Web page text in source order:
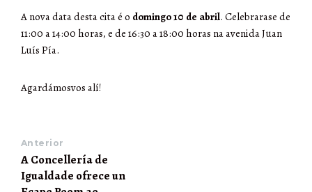
A nova data desta cita é o domingo10 de abril. Celebrarase de
11:00 a 14:00 horas, e de 16:30 a 18:00 horas na avenida Juan
Luís Pía.
Agardámosvos alí!
Anterior
A Concellería de
Igualdade ofrece un